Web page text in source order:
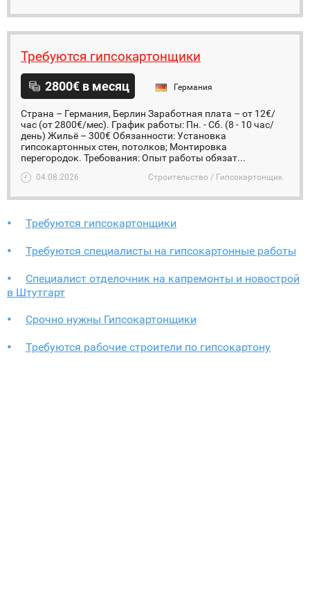
Требуются гипсокартонщики
2800€ в месяц Германия
Страна – Германия, Берлин Заработная плата – от 12€/
час (от 2800€/мес). График работы: Пн. - Сб. (8 - 10 час/
день) Жильё – 300€ Обязанности: Установка
гипсокартонных стен, потолков; Монтировка
перегородок. Требования: Опыт работы обязат...
04.08.2026 Строительство / Гипсокартонщик
Требуются гипсокартонщики
Требуются специалисты на гипсокартонные работы
Специалист отделочник на капремонты и новострой
в Штутгарт
Срочно нужны Гипсокартонщики
Требуются рабочие строители по гипсокартону